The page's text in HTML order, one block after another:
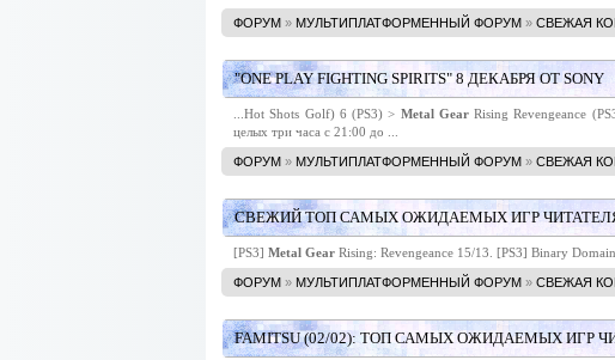
ФОРУМ » МУЛЬТИПЛАТФОРМЕННЫЙ ФОРУМ » СВЕЖАЯ
"ONE PLAY FIGHTING SPIRITS" 8 ДЕКАБРЯ ОТ SONY
...Hot Shots Golf) 6 (PS3) > Metal GearRising Revengeance
целых три часа c 21:00 до ...
ФОРУМ » МУЛЬТИПЛАТФОРМЕННЫЙ ФОРУМ » СВЕЖАЯ
СВЕЖИЙ ТОП САМЫХ ОЖИДАЕМЫХ ИГР
[PS3] Metal Gear Rising: Revengeance 15/13. [PS3] Binary
ФОРУМ » МУЛЬТИПЛАТФОРМЕННЫЙ ФОРУМ » СВЕЖАЯ
FAMITSU (02/02): ТОП САМЫХ ОЖИДАЕМЫХ ИГР